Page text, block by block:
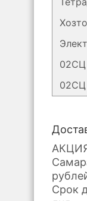
02СЦ
02СЦ
Срок